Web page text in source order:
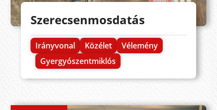
Szerecsenmosdatás
Irányvonal Közélet
Vélemény
Gyergyószentmiklós